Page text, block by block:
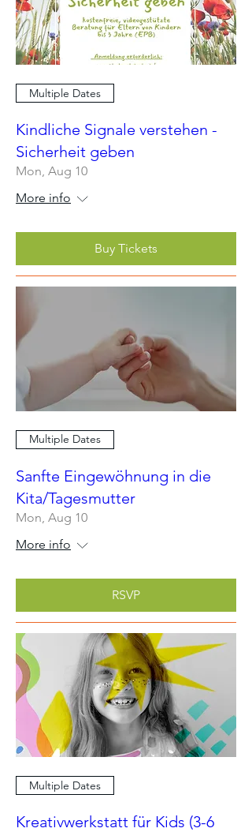
Multiple Dates
Kindliche Signale verstehen -
Sicherheit geben
Mon, Aug 10
More info
Buy Tickets
Multiple Dates
Sanfte Eingewöhnung in die
Kita/Tagesmutter
Mon, Aug 10
More info
RSVP
Multiple Dates
Kreativwerkstatt für Kids (3-6